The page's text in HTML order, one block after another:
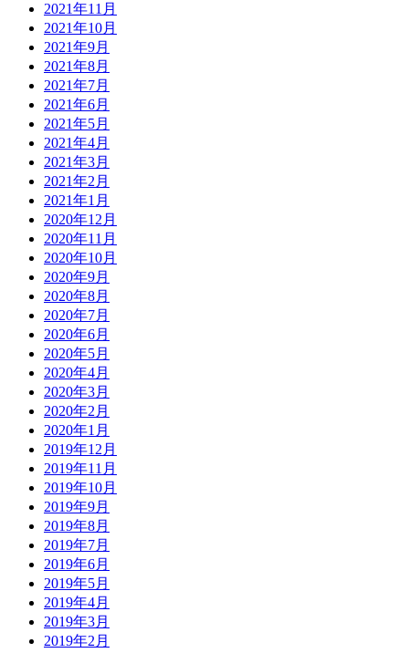
2021年11月
2021年10月
2021年9月
2021年8月
2021年7月
2021年6月
2021年5月
2021年4月
2021年3月
2021年2月
2021年1月
2020年12月
2020年11月
2020年10月
2020年9月
2020年8月
2020年7月
2020年6月
2020年5月
2020年4月
2020年3月
2020年2月
2020年1月
2019年12月
2019年11月
2019年10月
2019年9月
2019年8月
2019年7月
2019年6月
2019年5月
2019年4月
2019年3月
2019年2月